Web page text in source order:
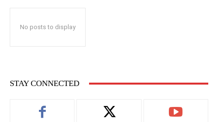
No posts to display
STAY CONNECTED